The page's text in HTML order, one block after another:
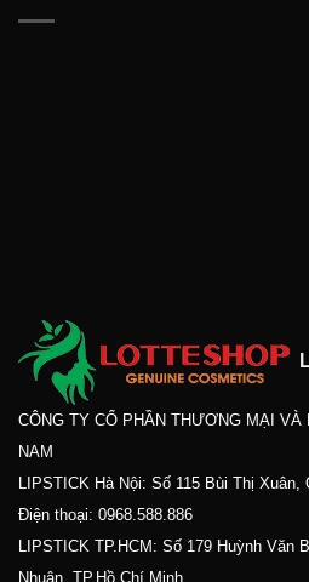
CÔNG TY CỔ PHẦN THƯƠNG MẠI VÀ
NAM
LIPSTICK Hà Nội: Số 115 Bùi Thị Xuân,
Điện thoại: 0968.588.886
LIPSTICK TP.HCM: Số 179 Huỳnh Văn
Nhuận, TP.Hồ Chí Minh.